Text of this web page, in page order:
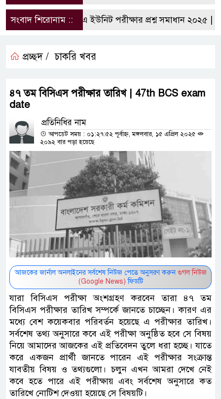
সংবাদ শিরোনাম ::রাবি এ ইউনিট পরীক্ষার প্রশ্ন সমাধান ২০২৫ |
প্রচ্ছদ / চাকরি খবর
৪৭ তম বিসিএস পরীক্ষার তারিখ | 47th BCS exam
date
প্রতিনিধির নাম
আপডেট সময় : ০১:২৭:৫২ পূর্বাহ্ন, মঙ্গলবার, ১৫ এপ্রিল ২০২৫
২০৯২ বার পড়া হয়েছে
আজকের জার্নাল অনলাইনের সর্বশেষ নিউজ পেতে অনুসরণ করুন গুগল নিউজ
(Google News) ফিডটি
যারা বিসিএস পরীক্ষা অংশগ্রহণ করবেন তারা ৪৭ তম
বিসিএস পরীক্ষার তারিখ সম্পর্কে জানতে চাচ্ছেন। কারণ এর
মধ্যে বেশ কয়েকবার পরিবর্তন হয়েছে এ পরীক্ষার তারিখ।
সর্বশেষ তথ্য অনুসারে কবে এই পরীক্ষা অনুষ্ঠিত হবে সে বিষয়
নিয়ে আমাদের আজকের এই প্রতিবেদন তুলে ধরা হচ্ছে। যাতে
করে একজন প্রার্থী জানতে পারেন এই পরীক্ষার সংক্রান্ত
যাবতীয় বিষয় ও তথ্যগুলো। চলুন এখন আমরা দেখে নেই
কবে হতে পারে এই পরীক্ষায় এবং সর্বশেষ অনুসারে কত
তারিখে নোটিশ দেওয়া হয়েছে সে বিষয়টি।